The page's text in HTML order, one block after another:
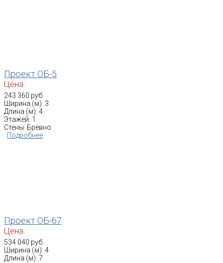
Проект ОБ-5
Цена:
243 360 руб.
Ширина (м): 3
Длина (м): 4
Этажей: 1
Стены: Бревно
Подробнее
Проект ОБ-67
Цена:
534 040 руб.
Ширина (м): 4
Длина (м): 7